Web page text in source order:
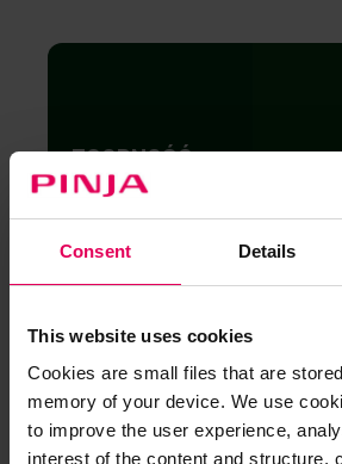
Consent Details
This website uses cookies
Cookies are small files that are
memory of your device. We use
to improve the user experience,
interest of the content and structure,
ZGODNOŚĆ
Automatyzacja
raportowania
przepisami i
Automatyczne generowanie
raportów zamiast ręcznego
z wielu źródeł.
Obsługa złożonych przepisów